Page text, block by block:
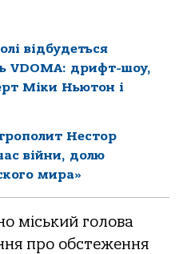
відбудеться
VDOMA: дрифт-шоу,
Міки Ньютон і
Нестор
війни, долю
мира»
міський голова
про обстеження